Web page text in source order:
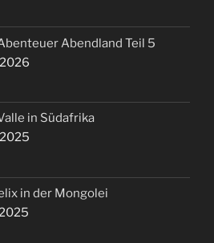
Abendland Teil 5
in Südafrika
in der Mongolei